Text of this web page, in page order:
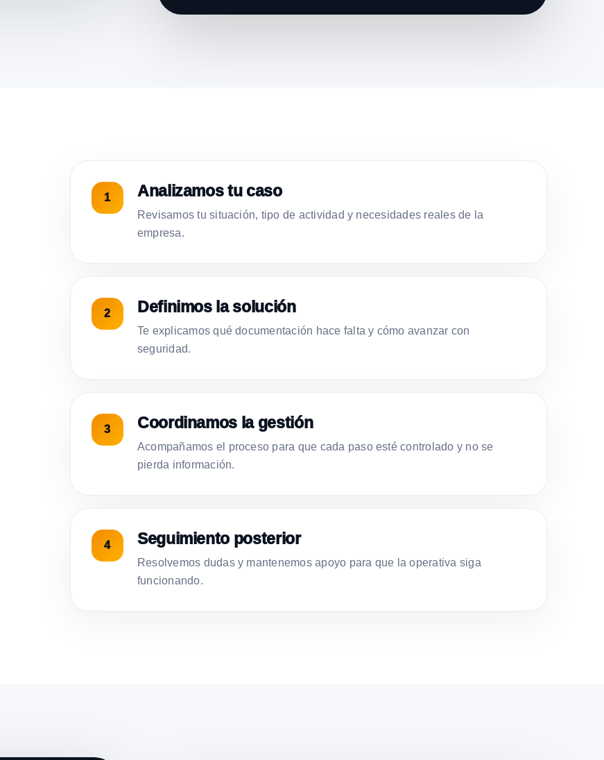
Analizamos tu caso
Revisamos tu situación, tipo de actividad y necesidades reales de la
empresa.
Definimos la solución
Te explicamos qué documentación hace falta y cómo avanzar con
seguridad.
Coordinamos la gestión
Acompañamos el proceso para que cada paso esté controlado y no se
pierda información.
Seguimiento posterior
Resolvemos dudas y mantenemos apoyo para que la operativa siga
funcionando.